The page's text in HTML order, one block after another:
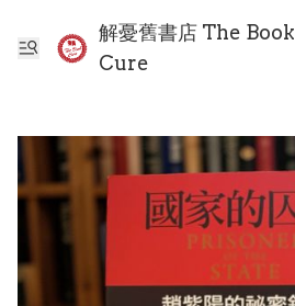
解憂舊書店 The Book
Cure